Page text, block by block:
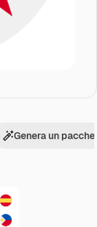
Genera un